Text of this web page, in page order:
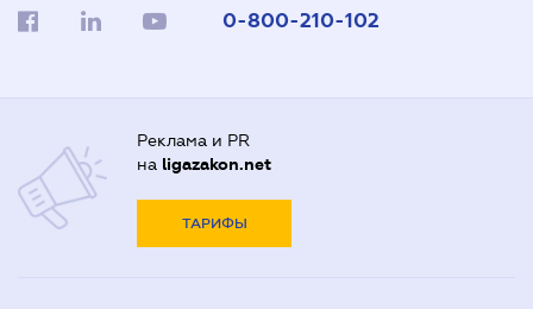
0-800-210-102
Реклама и PR
на ligazakon.net
ТАРИФЫ